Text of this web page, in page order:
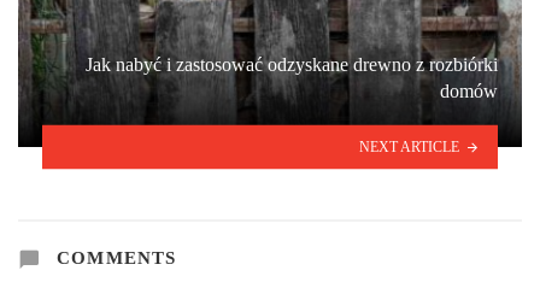
Jak nabyć i zastosować odzyskane drewno z rozbiórki
domów
NEXT ARTICLE
COMMENTS